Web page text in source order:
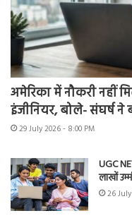
अमेरिका में नौकरी नहीं
इंजीनियर, बोले- संघर्ष
29 July 2026 - 8:00 PM
UGC
लाखों
26